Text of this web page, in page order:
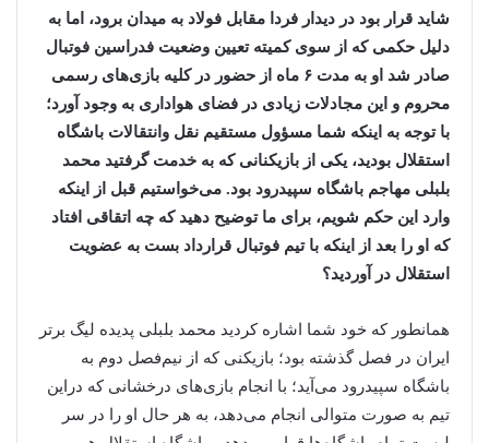
شاید قرار بود در دیدار فردا مقابل فولاد به میدان برود، اما به
دلیل حکمی که از سوی کمیته تعیین وضعیت فدراسین فوتبال
صادر شد او به مدت ۶ ماه از حضور در کلیه بازی‌های رسمی
محروم و این مجادلات زیادی در فضای هواداری به وجود آورد؛
با توجه به اینکه شما مسؤول مستقیم نقل وانتقالات باشگاه
استقلال بودید، یکی از بازیکنانی که به خدمت گرفتید محمد
بلبلی مهاجم باشگاه سپیدرود بود. می‌خواستیم قبل از اینکه
وارد این حکم شویم، برای ما توضیح دهید که چه اتقاقی افتاد
که او را بعد از اینکه با تیم فوتبال قرارداد بست به عضویت
استقلال در آوردید؟
همانطور که خود شما اشاره کردید محمد بلبلی پدیده لیگ برتر
ایران در فصل گذشته بود؛ بازیکنی که از نیم‌فصل دوم به
باشگاه سپیدرود می‌آید؛ با انجام بازی‌های درخشانی که دراین
تیم به صورت متوالی انجام می‌دهد، به هر حال او را در سر